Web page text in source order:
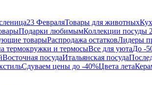
23 ФевраляТовары для животных
Подарки любимымКоллекции посуды
товарыРаспродажа остатковЛидеры
термокружки и термосыВсе для уютаДо -
Восточная посудаИтальянская посуда
Сдуваем цены до -40%Цвета лета